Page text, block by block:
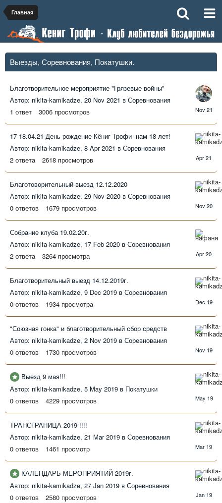
Главная
Выезды, Соревнования, Покатушки.
Благотворительное мероприятие "Грязевые войны"
Автор: nikita-kamikadze, 20 Nov 2021 в Соревнования
1 ответ 3006 просмотров
27
2021
17-18.04.21 День рождение Кёниг Трофи- нам 18 лет!
Автор: nikita-kamikadze, 8 Apr 2021 в Соревнования
2 ответа 2618 просмотров
14
Apr
2021
Благотоворительный выезд 12.12.2020
Автор: nikita-kamikadze, 29 Nov 2020 в Соревнования
0 ответов 1679 просмотров
29
Nov
Собрание клуба 19.02.20г.
Автор: nikita-kamikadze, 17 Feb 2020 в Соревнования
2 ответа 3264 просмотра
25
Apr
2020
Благотворительный выезд 14.12.2019г.
Автор: nikita-kamikadze, 9 Dec 2019 в Соревнования
0 ответов 1934 просмотра
9
Dec
"Союзная гонка" и благотворительный сбор средств
Автор: nikita-kamikadze, 2 Nov 2019 в Соревнования
0 ответов 1730 просмотров
2
Nov
Выезд 9 мая!!!
Автор: nikita-kamikadze, 5 May 2019 в Покатушки
0 ответов 4229 просмотров
5
May
2019
ТРАНСГРАНИЦА 2019 !!!!
Автор: nikita-kamikadze, 21 Mar 2019 в Соревнования
0 ответов 1461 просмотр
21
Mar
КАЛЕНДАРЬ МЕРОПРИЯТИЙ 2019г.
Автор: nikita-kamikadze, 27 Jan 2019 в Соревнования
0 ответов 2580 просмотров
27
Jan